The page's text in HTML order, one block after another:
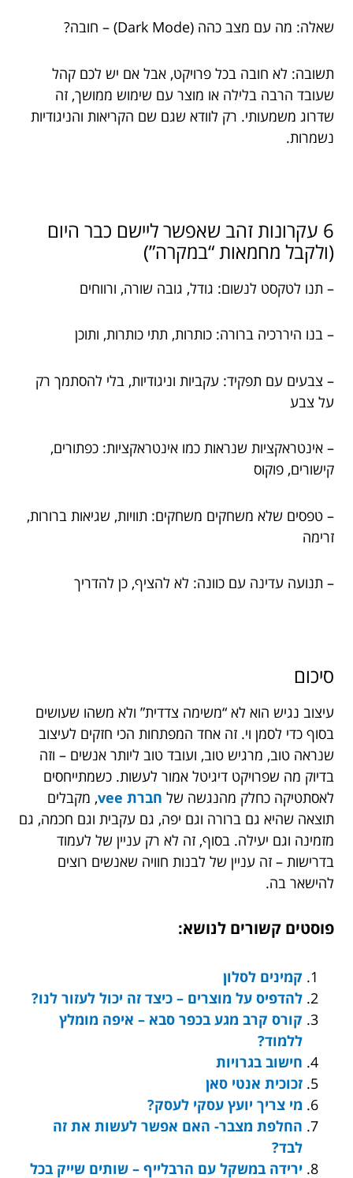
שאלה: מה עם מצב כהה (Dark Mode) – חובה?
תשובה: לא חובה בכל פרויקט, אבל אם יש לכם קהל
שעובד הרבה בלילה או מוצר עם שימוש ממושך, זה
שדרוג משמעותי. רק לוודא שגם שם הקריאות והניגודיות
נשמרות.
6 עקרונות זהב שאפשר ליישם כבר היום
(ולקבל מחמאות “במקרה”)
– תנו לטקסט לנשום: גודל, גובה שורה, ורווחים
– בנו היררכיה ברורה: כותרות, תתי כותרות, ותוכן
– צבעים עם תפקיד: עקביות וניגודיות, בלי להסתמך רק
על צבע
– אינטראקציות שנראות כמו אינטראקציות: כפתורים,
קישורים, פוקוס
– טפסים שלא משחקים משחקים: תוויות, שגיאות ברורות,
זרימה
– תנועה עדינה עם כוונה: לא להציף, כן להדריך
סיכום
עיצוב נגיש הוא לא “משימה צדדית” ולא משהו שעושים
בסוף כדי לסמן וי. זה אחד המפתחות הכי חזקים לעיצוב
שנראה טוב, מרגיש טוב, ועובד טוב ליותר אנשים – וזה
בדיוק מה שפרויקט דיגיטל אמור לעשות. כשמתייחסים
לאסתטיקה כחלק מהנגשה של חברת vee
, מקבלים
תוצאה שהיא גם ברורה וגם יפה, גם עקבית וגם חכמה, גם
מזמינה וגם יעילה. בסוף, זה לא רק עניין של לעמוד
בדרישות – זה עניין של לבנות חוויה שאנשים רוצים
להישאר בה.
פוסטים קשורים לנושא:
קמינים לסלון
להדפיס על מוצרים – כיצד זה יכול לעזור לנו?
קורס קרב מגע בכפר סבא – איפה מומלץ
ללמוד?
חישוב בגרויות
זכוכית אנטי סאן
מי צריך יועץ עסקי לעסק?
החלפת מצבר- האם אפשר לעשות את זה
לבד?
ירידה במשקל עם הרבלייף – שותים שייק בכל